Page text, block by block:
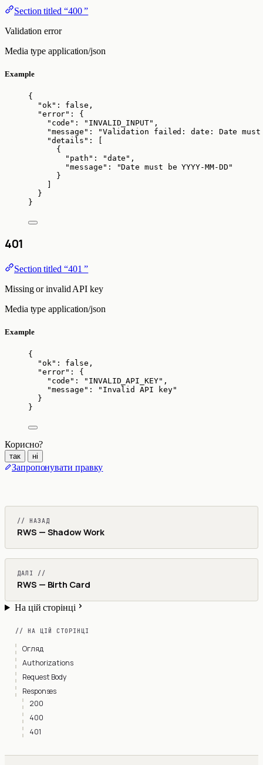
Section titled “400 ”
Validation error
Media type application/json
Example
{
"ok" : false ,
"error" : {
"code" : " INVALID_INPUT" ,
"message" : "Validation failed: date: Date must be
"details" : [
{
"path" : "date " ,
"message" : "Date must be YYYY-MM-DD "
}
}
}
401
Section titled “401 ”
Missing or invalid API key
Media type application/json
Example
{
"ok" : false ,
"error" : {
"code" : " INVALID_API_KEY" ,
"message" : " Invalid API key"
}
}
Корисно?
так ні
Запропонувати правку
// НАЗАД
RWS — Shadow Work
ДАЛІ //
RWS — Birth Card
На цій сторінці
// НА ЦІЙ СТОРІНЦІ
Огляд
Authorizations
Request Body
Responses
200
400
401